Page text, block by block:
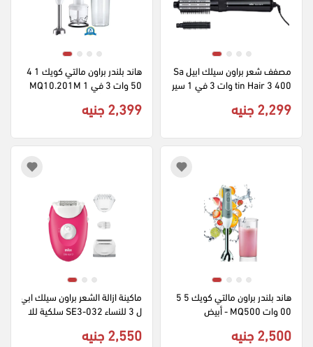
مصفف شعر براون سيلك ابيل Sa
tin Hair 3 400 وات 3 في 1 سير
2,299 جنيه
هاند بلندر براون مالتي كويك 1 4
50 وات 3 في 1 MQ10.201M
2,399 جنيه
هاند بلندر براون مالتي كويك 5 5
00 وات MQ500 - أبيض
2,500 جنيه
ماكينة ازالة الشعر براون سيلك ابي
ل 3 للنساء SE3-032 سلكية للا
دي
2,550 جنيه